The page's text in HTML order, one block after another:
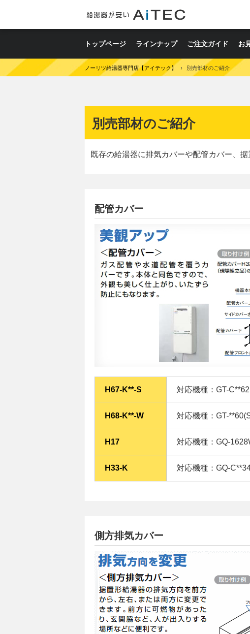
トップページ ラインナップ ご注文ガイド お
ノーリツ給湯器専門店【アイテック】 › 別売部材のご紹介
別売部材のご紹介
既存の給湯器に排気カバーや配管カバー、
配管カバー
H67-K**-S 対応機種：GT-
H68-K**-W 対応機種：GT-
H17 対応機種：GQ-
H33-K 対応機種：GQ-
側方排気カバー